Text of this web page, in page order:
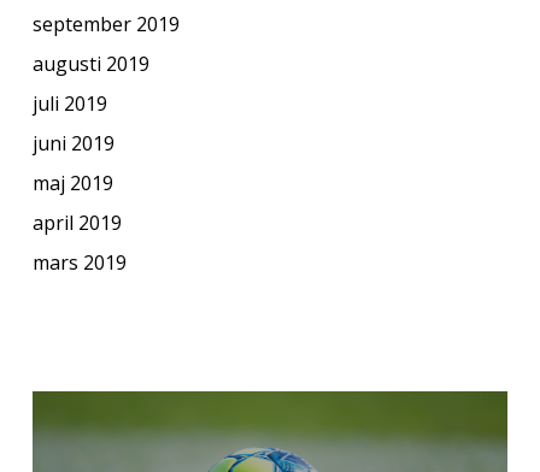
september 2019
augusti 2019
juli 2019
juni 2019
maj 2019
april 2019
mars 2019